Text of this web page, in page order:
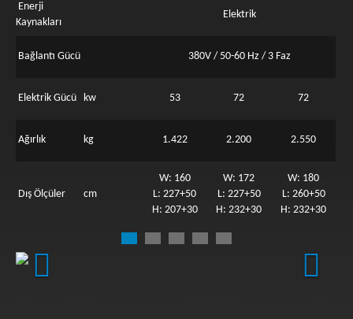
Enerji
Kaynakları
Elektrik
Bağlantı Gücü 380V / 50-60 Hz / 3 Faz
Elektrik Gücü kw 53 72 72
Ağırlık kg 1.422 2.200 2.550
Dış Ölçüler cm
W: 160
L: 227+50
H: 207+30
W: 172
L: 227+50
H: 232+30
W: 180
L: 260+50
H: 232+30